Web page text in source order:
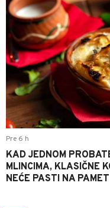
Pre 6 h
KAD JEDNOM
MLINCIMA, KLASIČNE
NEĆE PASTI NA PAMET